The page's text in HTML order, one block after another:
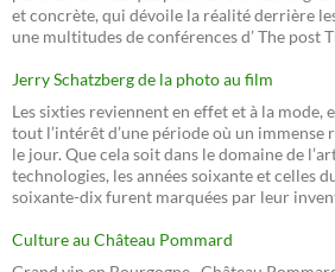
et concrète, qui dévoile la réalité derrière
une multitudes de conférences d’ The post
Jerry Schatzberg de la photo au film
Les sixties reviennent en effet et à la mode,
tout l’intérêt d’une période où un
le jour. Que cela soit dans le domaine de
technologies, les années soixante et celles
soixante-dix furent marquées par leur
Culture au Château Pommard